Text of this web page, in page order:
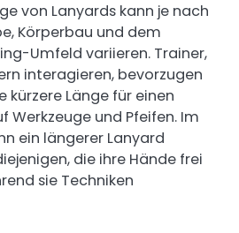
von Lanyards kann je nach
Körperbau und dem
Umfeld variieren. Trainer,
interagieren, bevorzugen
kürzere Länge für einen
Werkzeuge und Pfeifen. Im
ein längerer Lanyard
die ihre Hände frei
sie Techniken